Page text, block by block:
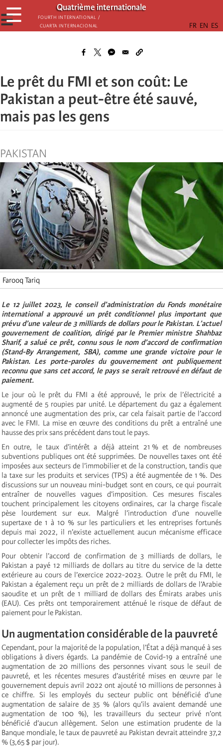
Passar
para
o
Quatrième internationale
Fourth International /
Cuarta Internacional
☰
☰
Le prêt du FMI et son coût: Le
Pakistan a peut-être été sauvé,
mais pas les gens
PAKISTAN
Farooq Tariq
Le 12 juillet 2023, le conseil d’administration du Fonds monétaire
international a approuvé un prêt conditionnel plus important que
prévu d’une valeur de 3 milliards de dollars pour le Pakistan. L’actuel
gouvernement de coalition, dirigé par le Premier ministre Shahbaz
Sharif, a salué ce prêt, connu sous le nom d’accord de confirmation
(Stand-By Arrangement, SBA), comme une grande victoire pour le
Pakistan. Les porte-paroles du gouvernement ont publiquement
reconnu que sans cet accord, le pays se serait retrouvé en défaut de
paiement.
Le jour où le prêt du FMI a été approuvé, le prix de l’électricité a
augmenté de 5 roupies par unité. Le département du gaz a également
annoncé une augmentation des prix, car cela faisait partie de l’accord
avec le FMI. La mise en œuvre des conditions du prêt a entraîné une
hausse des prix sans précédent dans tout le pays.
En outre, le taux d’intérêt a déjà atteint 21 % et de nombreuses
subventions publiques ont été supprimées. De nouvelles taxes ont été
imposées aux secteurs de l’immobilier et de la construction, tandis que
la taxe sur les produits et services (TPS) a été augmentée de 1 %. Des
discussions sur un nouveau mini-budget sont en cours, ce qui pourrait
entraîner de nouvelles vagues d’imposition. Ces mesures fiscales
touchent principalement les citoyens ordinaires, car la charge fiscale
pèse lourdement sur eux. Malgré l’introduction d’une nouvelle
supertaxe de 1 à 10 % sur les particuliers et les entreprises fortunés
depuis mai 2022, il n’existe actuellement aucun mécanisme efficace
pour collecter les impôts des riches.
Pour obtenir l’accord de confirmation de 3 milliards de dollars, le
Pakistan a payé 12 milliards de dollars au titre du service de la dette
extérieure au cours de l’exercice 2022-2023. Outre le prêt du FMI, le
Pakistan a également reçu un prêt de 2 milliards de dollars de l’Arabie
saoudite et un prêt de 1 milliard de dollars des Émirats arabes unis
(EAU). Ces prêts ont temporairement atténué le risque de défaut de
paiement pour le Pakistan.
Un augmentation considérable de la pauvreté
Cependant, pour la majorité de la population, l’État a déjà manqué à ses
obligations à divers égards. La pandémie de Covid-19 a entraîné une
augmentation de 20 millions des personnes vivant sous le seuil de
pauvreté, et les récentes mesures d’austérité mises en œuvre par le
gouvernement depuis avril 2022 ont ajouté 10 millions de personnes à
ce chiffre. Si les employés du secteur public ont bénéficié d’une
augmentation de salaire de 35 % (alors qu’ils avaient demandé une
augmentation de 100 %), les travailleurs du secteur privé n’ont
bénéficié d’aucun allègement. Selon une estimation prudente de la
Banque mondiale, le taux de pauvreté au Pakistan devrait atteindre 37,2
% (3,65 $ par jour).